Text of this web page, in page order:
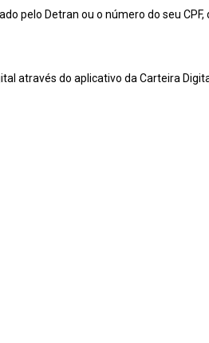
pelo Detran ou o número do seu
através do aplicativo da Carteira